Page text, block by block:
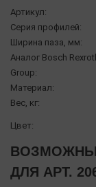
Артикул:
Серия профилей:
Ширина паза, мм:
Аналог Bosch
Group:
Материал:
Вес, кг:
Цвет:
ДЛЯ АРТ.